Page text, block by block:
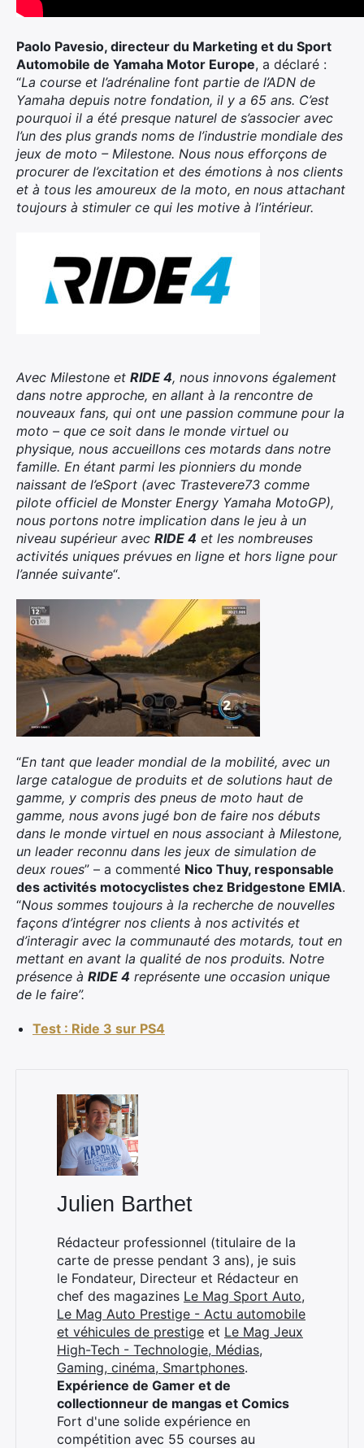
Paolo Pavesio, directeur du Marketing et du Sport
Automobile de Yamaha Motor Europe, a déclaré :
“La course et l’adrénaline font partie de l’ADN de
Yamaha depuis notre fondation, il y a 65 ans. C’est
pourquoi il a été presque naturel de s’associer avec
l’un des plus grands noms de l’industrie mondiale des
jeux de moto – Milestone. Nous nous efforçons de
procurer de l’excitation et des émotions à nos clients
et à tous les amoureux de la moto, en nous attachant
toujours à stimuler ce qui les motive à l’intérieur.
Avec Milestone et RIDE 4, nous innovons également
dans notre approche, en allant à la rencontre de
nouveaux fans, qui ont une passion commune pour la
moto – que ce soit dans le monde virtuel ou
physique, nous accueillons ces motards dans notre
famille. En étant parmi les pionniers du monde
naissant de l’eSport (avec Trastevere73 comme
pilote officiel de Monster Energy Yamaha MotoGP),
nous portons notre implication dans le jeu à un
niveau supérieur avec RIDE 4 et les nombreuses
activités uniques prévues en ligne et hors ligne pour
l’année suivante“.
“En tant que leader mondial de la mobilité, avec un
large catalogue de produits et de solutions haut de
gamme, y compris des pneus de moto haut de
gamme, nous avons jugé bon de faire nos débuts
dans le monde virtuel en nous associant à Milestone,
un leader reconnu dans les jeux de simulation de
deux roues” – a commenté Nico Thuy, responsable
des activités motocyclistes chez Bridgestone EMIA.
“Nous sommes toujours à la recherche de nouvelles
façons d’intégrer nos clients à nos activités et
d’interagir avec la communauté des motards, tout en
mettant en avant la qualité de nos produits. Notre
présence à RIDE 4 représente une occasion unique
de le faire”.
Test : Ride 3 sur PS4
Julien Barthet
Rédacteur professionnel (titulaire de la
carte de presse pendant 3 ans), je suis
le Fondateur, Directeur et Rédacteur en
chef des magazines Le Mag Sport Auto,
Le Mag Auto Prestige - Actu automobile
et véhicules de prestige et Le Mag Jeux
High-Tech - Technologie, Médias,
Gaming, cinéma, Smartphones.
Expérience de Gamer et de
collectionneur de mangas et Comics
Fort d'une solide expérience en
compétition avec 55 courses au